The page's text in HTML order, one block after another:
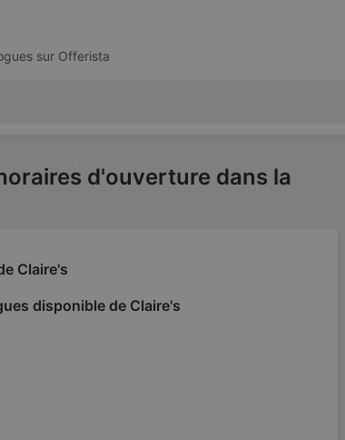
sur Offerista
d'ouverture dans la
Claire's
disponible de Claire's